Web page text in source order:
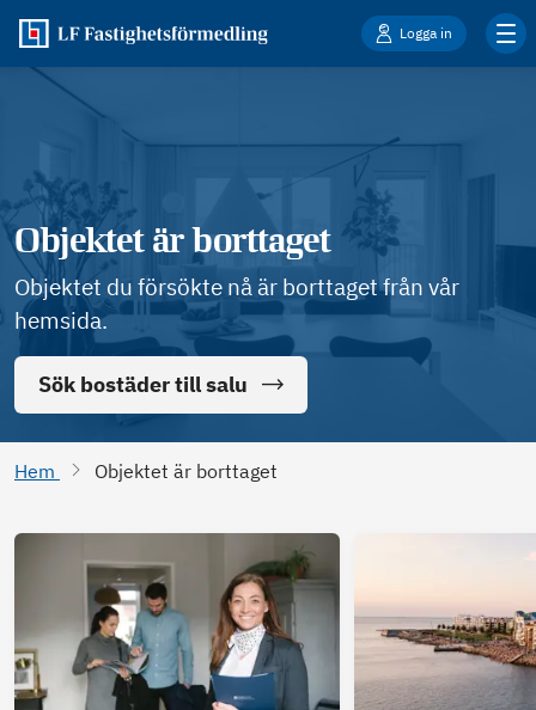
Logga in
Objektet är borttaget
Objektet du försökte nå är borttaget från vår
hemsida.
Sök bostäder till salu
Hem Objektet är borttaget